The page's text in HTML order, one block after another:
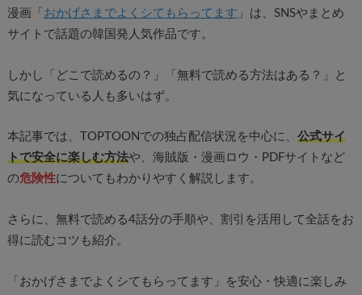
漫画「 おかげさまでよくシてもらってます 」は、SNSやまとめ
サイトで話題の韓国発人気作品です。
しかし「どこで読めるの？」「無料で読める方法はある？」と
気になっている人も多いはず。
本記事では、TOPTOONでの独占配信状況を中心に、 公式サイ
トで安全に楽しむ方法や、海賊版・漫画ロウ・PDFサイトなど
の危険性についてもわかりやすく解説します。
さらに、無料で読める4話分の手順や、割引を活用して全話をお
得に読むコツも紹介。
「おかげさまでよくシてもらってます」を安心・快適に楽しみ